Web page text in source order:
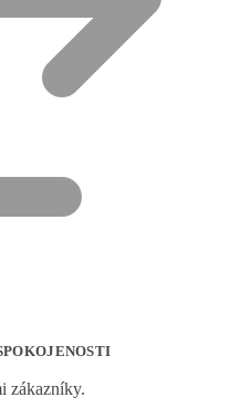
zákazníky.